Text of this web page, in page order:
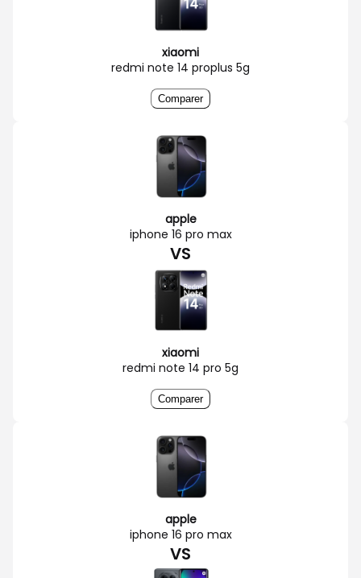
xiaomi
redmi note 14 proplus 5g
Comparer
apple
iphone 16 pro max
VS
xiaomi
redmi note 14 pro 5g
Comparer
apple
iphone 16 pro max
VS